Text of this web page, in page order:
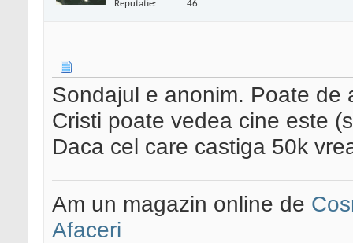
Reputatie: 46
Sondajul e anonim. Poate de
Cristi poate vedea cine este
Daca cel care castiga 50k
Am un magazin online de
Afaceri